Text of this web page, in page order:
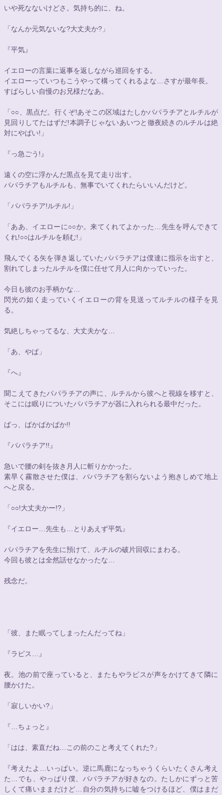
いや死なないけどさ。気持ち的に、ね。
「なんか元気ないな?大丈夫か?」
『平気』
イエローの言葉に返事を返しながら巡回をする。
イエローっていつもこうやって構ってくれるよな…さすが最年長。
すばらしい自慢のお兄様だなあ。
「 ○○ 、黒点だ。行くぞ!あそこの区域はたしかパパラチアとルチルが
見回りしてたはずだ!本調子じゃないあいつと徹夜続きのルチルは絶
対にやばい!」
『っ急ごう!』
遠くの空に浮かんだ黒点を見て走り出す。
パパラチアもルチルも、無事でいてくれたらいいんだけど。
「パパラチア!ルチル!」
「ああ、イエローに○○か。来てくれてよかった…先生を呼んできて
くれ!○○はルチルを頼む!」
飛んでくる矢を弾き返していたパパラチアは僕達に指示を出すと、
割れてしまったルチルを僕に任せて月人に向かっていった。
今日も彼のお手柄かな…
閃光の如く走っていくイエローの背を見送ってルチルの様子を見
る。
気絶しちゃってるな、大丈夫かな…
「あ、やば」
『へ』
聞こえてきたパパラチアの声に、ルチルから彼へと視線を移すと、
そこには眠りについたパパラチアが器に入れられる最中だった。
ばっ、ばかばかばか!!
『パパラチア!!』
急いで腰の剣を抜き月人に斬りかかった。
素早く霧散させた僕は、パパラチアを割らないよう抱きしめて地上
へと戻る。
「 ○○!大丈夫かー!?」
『イエロー…先生も…とりあえず平気』
パパラチアを先生に預けて、ルチルの破片回収にまわる。
今回も彼とは全然話せなかったな…
残念だ。
「彼、また眠ってしまったんだってね」
『ラピス…』
夜。池の前で座っていると、またもやラピスが声をかけてきて隣に
腰かけた。
「寂しいかい?」
『…ちょっと』
「はは、素直だね…この前のこと考えてくれた?」
『考えたよ…いっぱい。逆に馬鹿になっちゃうくらいたくさん考え
た…でも、やっぱり僕、パパラチアが好きなの。たしかにずっと苦
しくて痛いままだけど…自分の気持ちに嘘をつけるほど、僕はまだ